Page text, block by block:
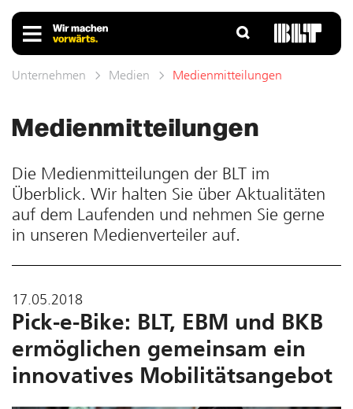
Unternehmen Medien Medienmitteilungen
Medienmitteilungen
Die Medien­mittei­lungen der BLT im
Überblick. Wir halten Sie über Ak­tua­litäten
auf dem Laufenden und neh­men Sie gerne
in unseren Medien­verteiler auf.
17.05.2018
Pick-e-Bike: BLT, EBM und BKB
ermöglichen gemeinsam ein
innovatives Mobilitäts­angebot